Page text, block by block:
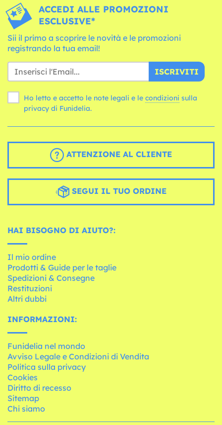
ACCEDI ALLE PROMOZIONI
ESCLUSIVE*
Sii il primo a scoprire le novità e le promozioni
registrando la tua email!
ISCRIVITI
Ho letto e accetto le note legali e le condizioni
privacy di Funidelia.
ATTENZIONE AL CLIENTE
SEGUI IL TUO ORDINE
HAI BISOGNO DI AIUTO?:
Il mio ordine
Prodotti & Guide per le taglie
Spedizioni & Consegne
Restituzioni
Altri dubbi
INFORMAZIONI:
Funidelia nel mondo
Avviso Legale e Condizioni di Vendita
Politica sulla privacy
Cookies
Diritto di recesso
Sitemap
Chi siamo